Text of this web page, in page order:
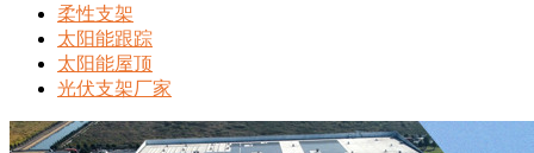
柔性支架
太阳能跟踪
太阳能屋顶
光伏支架厂家